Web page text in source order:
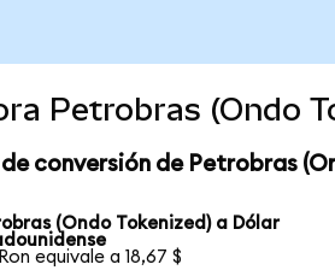
Petrobras (Ondo
conversión de Petrobras
(Ondo Tokenized) a Dólar
equivale a 18,67 $